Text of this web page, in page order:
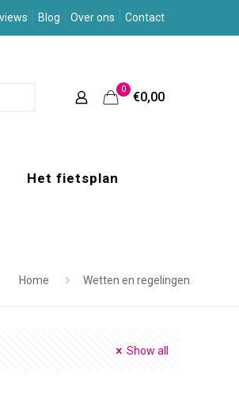
Blog Over ons Contact
0
€0,00
Het fietsplan
Home Wetten en regelingen
Show all